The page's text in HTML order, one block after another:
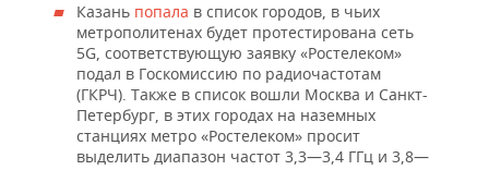
Казань попала в список городов, в чьих
метрополитенах будет протестирована сеть
5G, соответствующую заявку «Ростелеком»
подал в Госкомиссию по радиочастотам
(ГКРЧ). Также в список вошли Москва и Санкт-
Петербург, в этих городах на наземных
станциях метро «Ростелеком» просит
выделить диапазон частот 3,3—3,4 ГГц и 3,8—